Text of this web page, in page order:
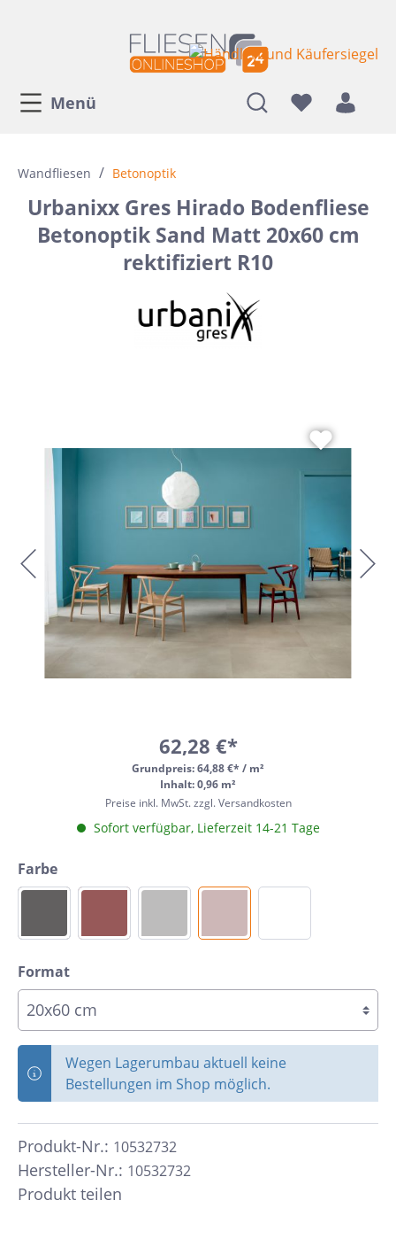
Menü
Wandfliesen / Betonoptik
Urbanixx Gres Hirado Bodenfliese
Betonoptik Sand Matt 20x60 cm
rektifiziert R10
62,28 €*
Grundpreis:64,88 €* / m²
Inhalt: 0,96 m²
Preise inkl. MwSt. zzgl. Versandkosten
Sofort verfügbar, Lieferzeit 14-21 Tage
Farbe
Format
Wegen Lagerumbau aktuell keine
Bestellungen im Shop möglich.
Hersteller-Nr.: 10532732
Produkt-Nr.: 10532732
Produkt teilen